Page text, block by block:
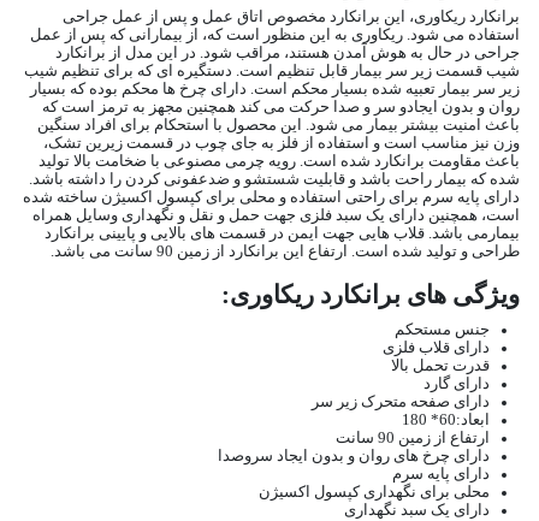
برانکارد ریکاوری، این برانکارد مخصوص اتاق عمل و پس از عمل جراحی
استفاده می شود. ریکاوری به این منظور است که، از بیمارانی که پس از عمل
جراحی در حال به هوش آمدن هستند، مراقب شود. در این مدل از برانکارد
شیب قسمت زیر سر بیمار قابل تنظیم است. دستگیره ای که برای تنظیم شیب
زیر سر بیمار تعبیه شده بسیار محکم است. دارای چرخ ها محکم بوده که بسیار
روان و بدون ایجادو سر و صدا حرکت می کند همچنین مجهز به ترمز است که
باعث امنیت بیشتر بیمار می شود. این محصول با استحکام برای افراد سنگین
وزن نیز مناسب است و استفاده از فلز به جای چوب در قسمت زیرین تشک،
باعث مقاومت برانکارد شده است. رویه چرمی مصنوعی با ضخامت بالا تولید
شده که بیمار راحت باشد و قابلیت شستشو و ضدعفونی کردن را داشته باشد.
دارای پایه سرم برای راحتی استفاده و محلی برای کپسول اکسیژن ساخته شده
است، همچنین دارای یک سبد فلزی جهت حمل و نقل و نگهداری وسایل همراه
بیمارمی باشد. قلاب هایی جهت ایمن در قسمت های بالایی و پایینی برانکارد
طراحی و تولید شده است. ارتفاع این برانکارد از زمین 90 سانت می باشد.
ویژگی های برانکارد ریکاوری:
جنس مستحکم
دارای قلاب فلزی
قدرت تحمل بالا
دارای گارد
دارای صفحه متحرک زیر سر
ابعاد:60* 180
ارتفاع از زمین 90 سانت
دارای چرخ های روان و بدون ایجاد سروصدا
دارای پایه سرم
محلی برای نگهداری کپسول اکسیژن
دارای یک سبد نگهداری